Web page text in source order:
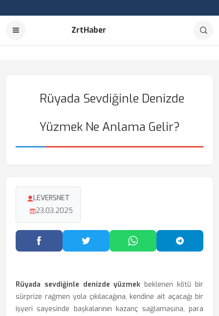
ZrtHaber
Rüyada Sevdiğinle Denizde
Yüzmek Ne Anlama Gelir?
LEVERSNET
23.03.2025
Facebook'ta PaylaşTwitter'da PaylaşWhatsApp'ta Paylaş
Rüyada sevdiğinle denizde yüzmek beklenen kötü bir
sürprize rağmen yola çıkılacağına, kendine ait açacağı bir
işyeri sayesinde başkalarının kazanç sağlamasına, para